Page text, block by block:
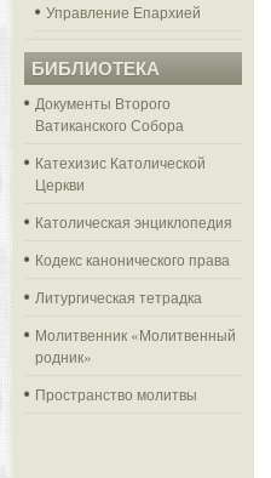
Управление Епархией
БИБЛИОТЕКА
Документы Второго
Ватиканского Собора
Катехизис Католической
Церкви
Католическая энциклопедия
Кодекс канонического права
Литургическая тетрадка
Молитвенник «Молитвенный
родник»
Пространство молитвы